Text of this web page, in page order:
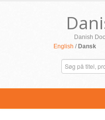
Danish
English / Dansk